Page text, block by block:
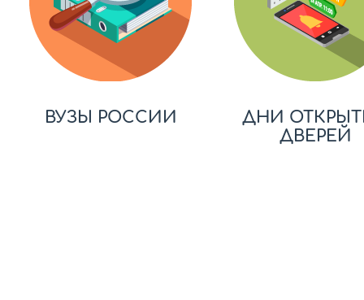
ВУЗЫ РОССИИ
ДНИ
ДВЕРЕЙ